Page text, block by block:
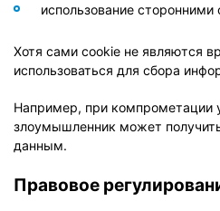
использование сторонними
Хотя сами cookie не являются
использоваться для сбора
Например, при компрометации
злоумышленник может
данным.
Правовое